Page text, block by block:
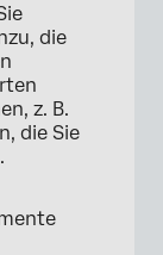
die
z. B.
die Sie